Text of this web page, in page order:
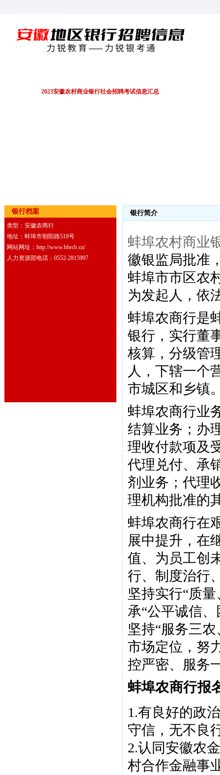
2023安徽农村商业银行社会招聘考试信息汇总
银行档案
类型：安徽农商行
地址：蚌埠市朝阳路518号
网站网址：http://www.bbrcb.cn/
人力资源部电话：0552-2815997
银行简介
蚌埠农村商业
徽银监局批准
蚌埠市市区农
为发起人，依
蚌埠农商行是
银行，实行董
核算，分级管
人，下辖一个
市城区和乡镇
蚌埠农商行业
结算业务；办
理收付款项及
代理兑付、承
剂业务；代理
理机构批准的
蚌埠农商行在
展中提升，在
值、为员工创
行、制度治行
坚持实行“质
承“公平诚信
坚持“服务三
市场定位，努
控严密、服务
蚌埠农商行报
1.有良好的政
守信，无不良
2.认同安徽农
村合作金融事